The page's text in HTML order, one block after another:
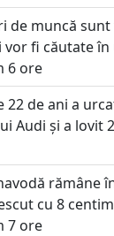
de muncă sunt
vor fi căutate
6 ore
22 de ani a
Audi și a lovit
rămâne
cu 8
7 ore